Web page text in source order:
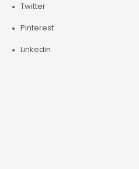
Twitter
Pinterest
Linkedin